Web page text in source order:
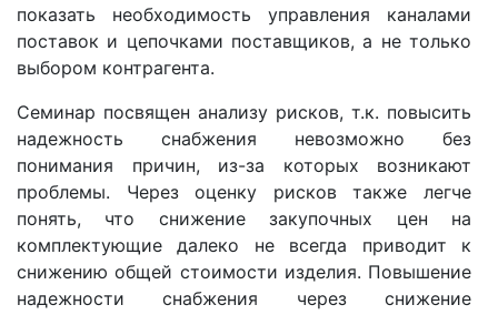
показать необходимость управления каналами
поставок и цепочками поставщиков, а не только
выбором контрагента.
Семинар посвящен анализу рисков, т.к. повысить
надежность снабжения невозможно без
понимания причин, из-за которых возникают
проблемы. Через оценку рисков также легче
понять, что снижение закупочных цен на
комплектующие далеко не всегда приводит к
снижению общей стоимости изделия. Повышение
надежности снабжения через снижение